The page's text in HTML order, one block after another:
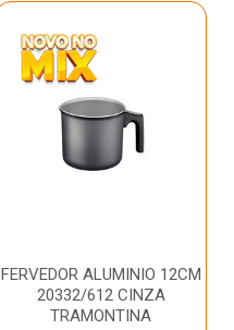
FERVEDOR ALUMINIO 12CM
20332/612 CINZA
TRAMONTINA